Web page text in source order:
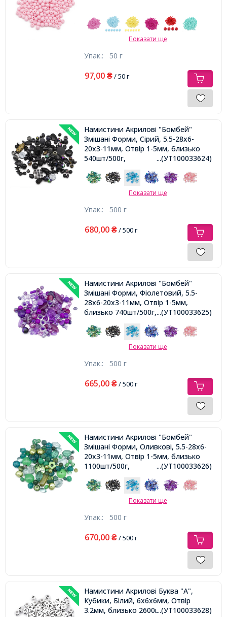
Показати ще
Упак.: 50 г
97,00 ₴/ 50 г
Намистини Акрилові "Бомбей"
Змішані Форми, Сірий, 5.5-28x6-
20x3-11мм, Отвір 1-5мм, близько
540шт/500г,
...(УТ100033624)
Показати ще
Упак.: 500 г
680,00 ₴/ 500 г
Намистини Акрилові "Бомбей"
Змішані Форми, Фіолетовий, 5.5-
28x6-20x3-11мм, Отвір 1-5мм,
близько 740шт/500г,...(УТ100033625)
Показати ще
Упак.: 500 г
665,00 ₴/ 500 г
Намистини Акрилові "Бомбей"
Змішані Форми, Оливкові, 5.5-28x6-
20x3-11мм, Отвір 1-5мм, близько
1100шт/500г,
...(УТ100033626)
Показати ще
Упак.: 500 г
670,00 ₴/ 500 г
Намистини Акрилові Буква "А",
Кубики, Білий, 6х6х6мм, Отвір
3.2мм, близько 2600шт/500г,...(УТ100033628)